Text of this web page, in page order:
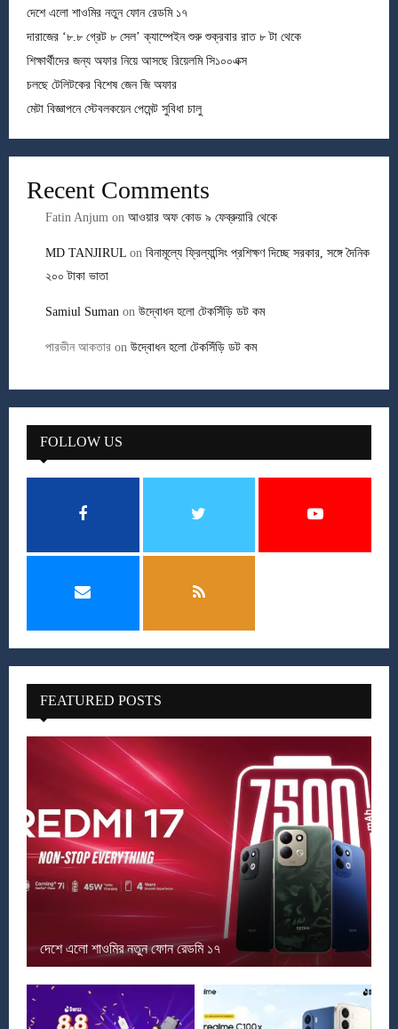
দেশে এলো শাওমির নতুন ফোন রেডমি ১৭
দারাজের ‘৮.৮ গ্রেট ৮ সেল’ ক্যাম্পেইন শুরু শুক্রবার রাত ৮ টা থেকে
শিক্ষার্থীদের জন্য অফার নিয়ে আসছে রিয়েলমি সি১০০এক্স
চলছে টেলিটকের বিশেষ জেন জি অফার
মেটা বিজ্ঞাপনে স্টেবলকয়েন পেমেন্ট সুবিধা চালু
Recent Comments
Fatin Anjum on আওয়ার অফ কোড ৯ ফেব্রুয়ারি থেকে
MD TANJIRUL on বিনামূল্যে ফ্রিল্যান্সিং প্রশিক্ষণ দিচ্ছে সরকার, সঙ্গে দৈনিক
২০০ টাকা ভাতা
Samiul Suman on উদ্বোধন হলো টেকসিঁড়ি ডট কম
পারভীন আকতার on উদ্বোধন হলো টেকসিঁড়ি ডট কম
FOLLOW US
FEATURED POSTS
দেশে এলো শাওমির নতুন ফোন রেডমি ১৭